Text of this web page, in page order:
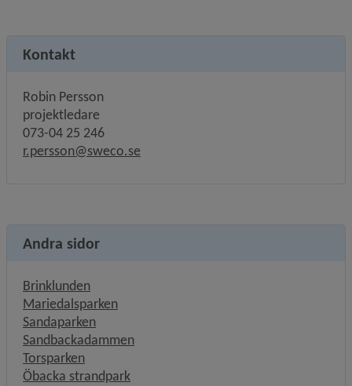
Kontakt
Robin Persson
projektledare
073-04 25 246
r.persson@sweco.se
Andra sidor
Brinklunden
Mariedalsparken
Sandaparken
Sandbackadammen
Torsparken
Öbacka strandpark